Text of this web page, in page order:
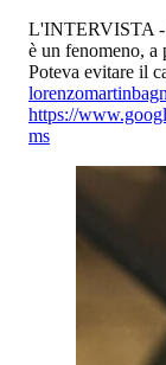
L'INTERVISTA -
è un fenomeno, a
Poteva evitare il
lorenzomartin
https://
ms